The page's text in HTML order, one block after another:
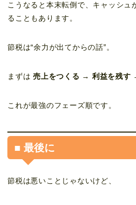
こうなると本末転倒で、キャッシュ
ることもあります。
節税は“余力が出てからの話”。
まずは売上をつくる → 利益を残す
これが最強のフェーズ順です。
■ 最後に
節税は悪いことじゃないけど、